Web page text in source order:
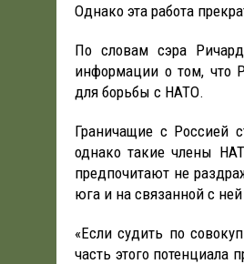
Однако эта работа
По словам сэра
информации о том, что
для борьбы с НАТО.
Граничащие с Россией
однако такие члены
предпочитают не
юга и на связанной с
«Если судить по
часть этого потенциала